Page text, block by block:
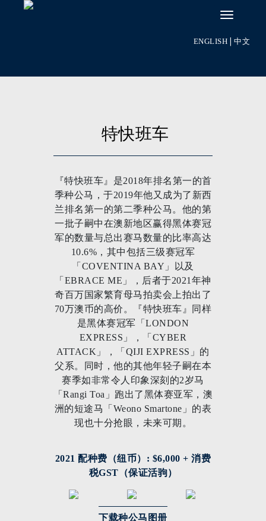
ENGLISH 中文
特快班车
『特快班车』是2018年排名第一的首
季种公马，于2019年他又成为了新西
兰排名第一的第二季种公马。他的第
一批子嗣中在澳新地区赢得黑体赛冠
军的数量与总出赛马数量的比率高达
10.6%，其中包括三级赛冠军
「COVENTINA BAY」以及
「EBRACE ME」，后者于2021年神
奇百万国家繁育母马拍卖会上拍出了
70万澳币的高价。『特快班车』同样
是黑体赛冠军「LONDON
EXPRESS」，「CYBER
ATTACK」，「QIJI EXPRESS」的
父系。同时，他的其他年轻子嗣在本
赛季如非常令人印象深刻的2岁马
「Rangi Toa」跑出了黑体赛亚军，澳
洲的短途马「Weono Smartone」的表
现也十分抢眼，未来可期。
2021 配种费（纽币）: $6,000 + 消费
税GST（保证活驹）
下载种公马图册